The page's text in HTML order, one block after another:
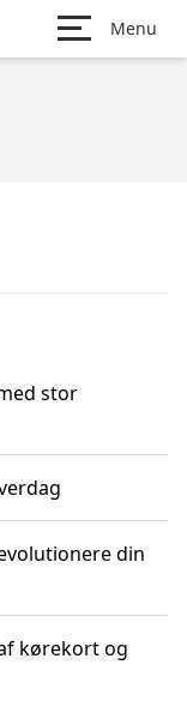
Menu
stor
din
kørekort og